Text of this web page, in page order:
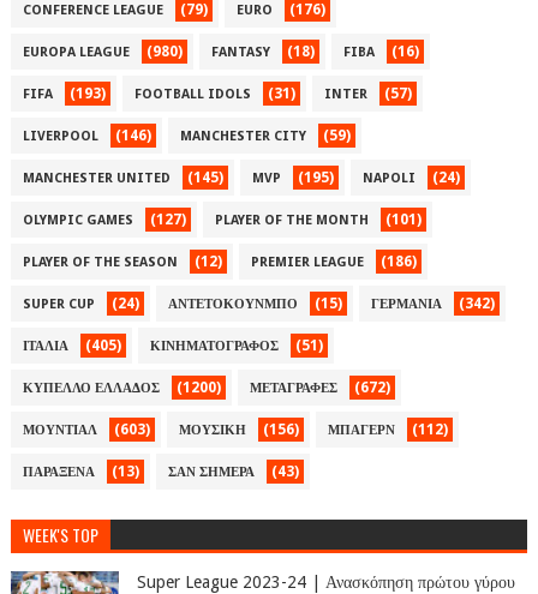
CONFERENCE LEAGUE (79) EURO (176)
EUROPA LEAGUE (980) FANTASY (18) FIBA (16)
FIFA (193) FOOTBALL IDOLS (31) INTER (57)
LIVERPOOL (146) MANCHESTER CITY (59)
MANCHESTER UNITED (145) MVP (195) NAPOLI (24)
OLYMPIC GAMES (127) PLAYER OF THE MONTH (101)
PLAYER OF THE SEASON (12) PREMIER LEAGUE (186)
SUPER CUP (24) ΑΝΤΕΤΟΚΟΥΝΜΠΟ (15) ΓΕΡΜΑΝΙΑ (342)
ΙΤΑΛΙΑ (405) ΚΙΝΗΜΑΤΟΓΡΑΦΟΣ (51)
ΚΥΠΕΛΛΟ ΕΛΛΑΔΟΣ (1200) ΜΕΤΑΓΡΑΦΕΣ (672)
ΜΟΥΝΤΙΑΛ (603) ΜΟΥΣΙΚΗ (156) ΜΠΑΓΕΡΝ (112)
ΠΑΡΑΞΕΝΑ (13) ΣΑΝ ΣΗΜΕΡΑ (43)
WEEK'S TOP
Super League 2023-24 | Ανασκόπηση πρώτου γύρου